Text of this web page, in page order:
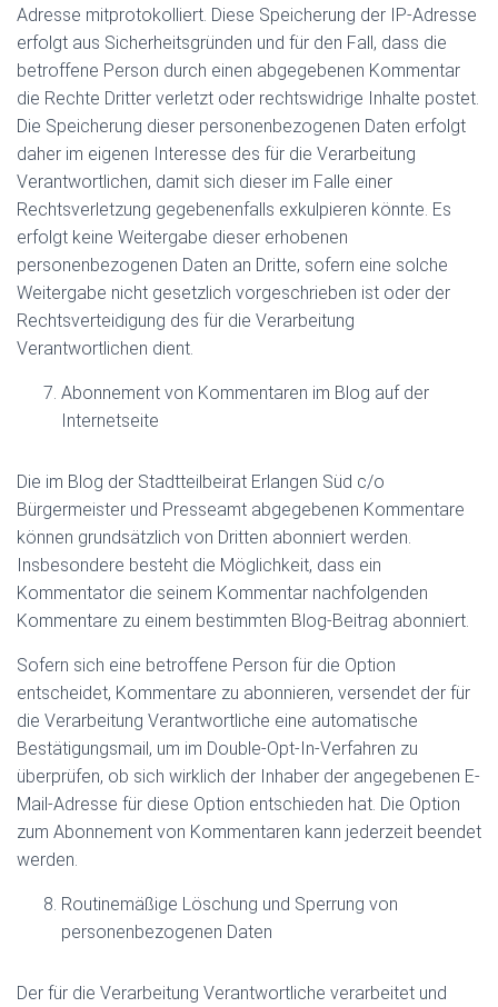
Adresse mitprotokolliert. Diese Speicherung der IP-Adresse
erfolgt aus Sicherheitsgründen und für den Fall, dass die
betroffene Person durch einen abgegebenen Kommentar
die Rechte Dritter verletzt oder rechtswidrige Inhalte postet.
Die Speicherung dieser personenbezogenen Daten erfolgt
daher im eigenen Interesse des für die Verarbeitung
Verantwortlichen, damit sich dieser im Falle einer
Rechtsverletzung gegebenenfalls exkulpieren könnte. Es
erfolgt keine Weitergabe dieser erhobenen
personenbezogenen Daten an Dritte, sofern eine solche
Weitergabe nicht gesetzlich vorgeschrieben ist oder der
Rechtsverteidigung des für die Verarbeitung
Verantwortlichen dient.
Abonnement von Kommentaren im Blog auf der
Internetseite
Die im Blog der Stadtteilbeirat Erlangen Süd c/o
Bürgermeister und Presseamt abgegebenen Kommentare
können grundsätzlich von Dritten abonniert werden.
Insbesondere besteht die Möglichkeit, dass ein
Kommentator die seinem Kommentar nachfolgenden
Kommentare zu einem bestimmten Blog-Beitrag abonniert.
Sofern sich eine betroffene Person für die Option
entscheidet, Kommentare zu abonnieren, versendet der für
die Verarbeitung Verantwortliche eine automatische
Bestätigungsmail, um im Double-Opt-In-Verfahren zu
überprüfen, ob sich wirklich der Inhaber der angegebenen E-
Mail-Adresse für diese Option entschieden hat. Die Option
zum Abonnement von Kommentaren kann jederzeit beendet
werden.
Routinemäßige Löschung und Sperrung von
personenbezogenen Daten
Der für die Verarbeitung Verantwortliche verarbeitet und